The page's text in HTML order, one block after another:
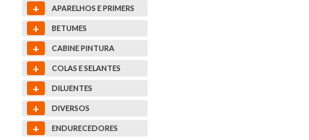
+ APARELHOS E PRIMERS
+ BETUMES
+ CABINE PINTURA
+ COLAS E SELANTES
+ DILUENTES
+ DIVERSOS
+ ENDURECEDORES